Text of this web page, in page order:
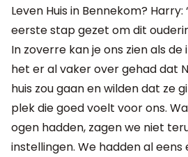
Leven Huis in Bennekom?
eerste stap gezet om dit
In zoverre kan je ons zien als
het er al vaker over gehad dat
huis zou gaan en wilden dat ze
plek die goed voelt voor ons.
ogen hadden, zagen we niet
instellingen. We hadden al